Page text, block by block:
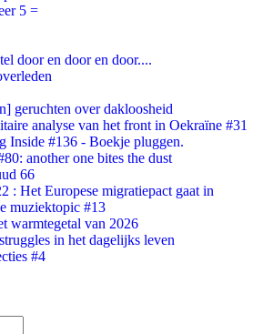
5 =
door en door en door....
geruchten over dakloosheid
analyse van het front in Oekraïne #31
Inside #136 - Boekje pluggen.
another one bites the dust
66
: Het Europese migratiepact gaat in
muziektopic #13
warmtegetal van 2026
in het dagelijks leven
#4